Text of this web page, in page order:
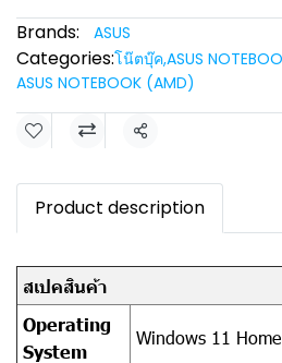
Brands:
ASUS
Categories:โน๊ตบุ๊ค,ASUS
ASUS NOTEBOOK (AMD)
Share
Product description
สเปคสินค้า
Operating
System
Windows 11 Home